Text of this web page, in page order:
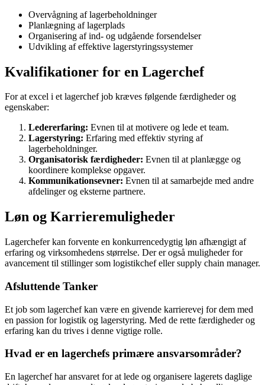
Overvågning af lagerbeholdninger
Planlægning af lagerplads
Organisering af ind- og udgående forsendelser
Udvikling af effektive lagerstyringssystemer
Kvalifikationer for en Lagerchef
For at excel i et lagerchef job kræves følgende færdigheder og
egenskaber:
Ledererfaring: Evnen til at motivere og lede et team.
Lagerstyring: Erfaring med effektiv styring af
lagerbeholdninger.
Organisatorisk færdigheder: Evnen til at planlægge og
koordinere komplekse opgaver.
Kommunikationsevner: Evnen til at samarbejde med andre
afdelinger og eksterne partnere.
Løn og Karrieremuligheder
Lagerchefer kan forvente en konkurrencedygtig løn afhængigt af
erfaring og virksomhedens størrelse. Der er også muligheder for
avancement til stillinger som logistikchef eller supply chain manager.
Afsluttende Tanker
Et job som lagerchef kan være en givende karrierevej for dem med
en passion for logistik og lagerstyring. Med de rette færdigheder og
erfaring kan du trives i denne vigtige rolle.
Hvad er en lagerchefs primære ansvarsområder?
En lagerchef har ansvaret for at lede og organisere lagerets daglige